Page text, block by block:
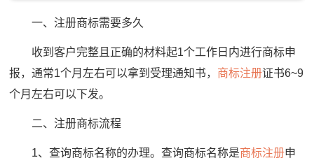
一、注册商标需要多久
收到客户完整且正确的材料起1个工作日内进行商标申
报，通常1个月左右可以拿到受理通知书， 商标注册证书6~9
个月左右可以下发。
二、注册商标流程
1、查询商标名称的办理。查询商标名称是商标注册申